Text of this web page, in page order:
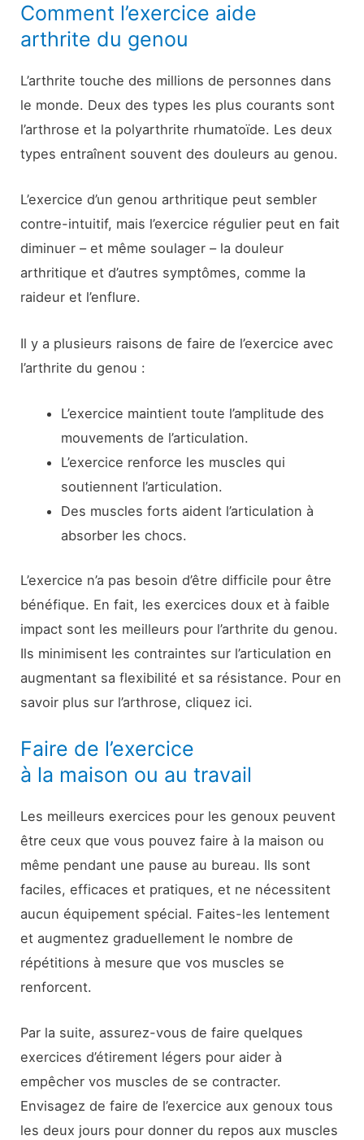
Comment l’exercice aide
arthrite du genou
L’arthrite touche des millions de personnes dans
le monde. Deux des types les plus courants sont
l’arthrose et la polyarthrite rhumatoïde. Les deux
types entraînent souvent des douleurs au genou.
L’exercice d’un genou arthritique peut sembler
contre-intuitif, mais l’exercice régulier peut en fait
diminuer – et même soulager – la douleur
arthritique et d’autres symptômes, comme la
raideur et l’enflure.
Il y a plusieurs raisons de faire de l’exercice avec
l’arthrite du genou :
L’exercice maintient toute l’amplitude des
mouvements de l’articulation.
L’exercice renforce les muscles qui
soutiennent l’articulation.
Des muscles forts aident l’articulation à
absorber les chocs.
L’exercice n’a pas besoin d’être difficile pour être
bénéfique. En fait, les exercices doux et à faible
impact sont les meilleurs pour l’arthrite du genou.
Ils minimisent les contraintes sur l’articulation en
augmentant sa flexibilité et sa résistance. Pour en
savoir plus sur l’arthrose, cliquez ici.
Faire de l’exercice
à la maison ou au travail
Les meilleurs exercices pour les genoux peuvent
être ceux que vous pouvez faire à la maison ou
même pendant une pause au bureau. Ils sont
faciles, efficaces et pratiques, et ne nécessitent
aucun équipement spécial. Faites-les lentement
et augmentez graduellement le nombre de
répétitions à mesure que vos muscles se
renforcent.
Par la suite, assurez-vous de faire quelques
exercices d’étirement légers pour aider à
empêcher vos muscles de se contracter.
Envisagez de faire de l’exercice aux genoux tous
les deux jours pour donner du repos aux muscles